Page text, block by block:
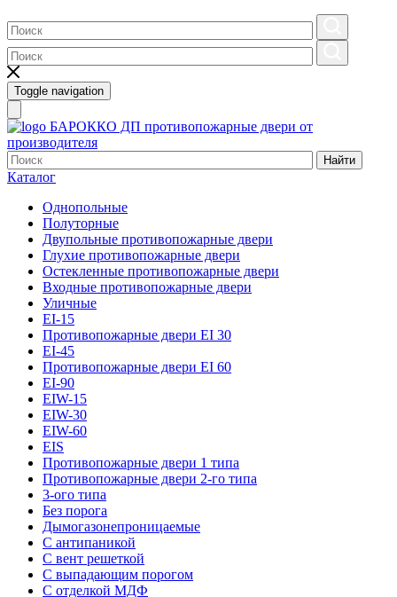
Toggle navigation
БАРОККО ДП противопожарные двери от
производителя
Найти
Каталог
Однопольные
Полуторные
Двупольные противопожарные двери
Глухие противопожарные двери
Остекленные противопожарные двери
Входные противопожарные двери
Уличные
EI-15
Противопожарные двери EI 30
EI-45
Противопожарные двери EI 60
EI-90
EIW-15
EIW-30
EIW-60
EIS
Противопожарные двери 1 типа
Противопожарные двери 2-го типа
3-ого типа
Без порога
Дымогазонепроницаемые
С антипаникой
С вент решеткой
С выпадающим порогом
С отделкой МДФ